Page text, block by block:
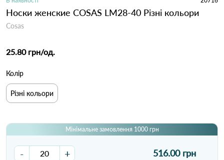
Носки женские COSAS LM28-40 Різні кольори
Cosas
25.80 грн/од.
Колір
Різні кольори
Мінімальне замовлення 1000 грн
- + 516.00 грн